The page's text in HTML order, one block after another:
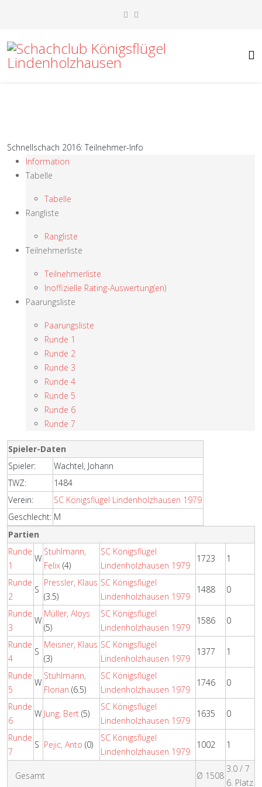
Schnellschach 2016: Teilnehmer-Info
Information
Tabelle
Tabelle
Rangliste
Rangliste
Teilnehmerliste
Teilnehmerliste
Inoffizielle Rating-Auswertung(en)
Paarungsliste
Paarungsliste
Runde 1
Runde 2
Runde 3
Runde 4
Runde 5
Runde 6
Runde 7
Spieler-Daten
Spieler:
Wachtel, Johann
TWZ:
1484
Verein:
SC Königsflügel Lindenholzhausen 1979
Geschlecht: M
Partien
Runde
1
W
Stuhlmann,
Felix (4)
SC Königsflügel
Lindenholzhausen 1979
1723 1
Runde
2
S
Pressler, Klaus
(3.5)
SC Königsflügel
Lindenholzhausen 1979
1488 0
Runde
3
W
Müller, Aloys
(5)
SC Königsflügel
Lindenholzhausen 1979
1586 0
Runde
4
S
Meisner, Klaus
(3)
SC Königsflügel
Lindenholzhausen 1979
1377 1
Runde
5
W
Stuhlmann,
Florian (6.5)
SC Königsflügel
Lindenholzhausen 1979
1746 0
Runde
6
W Jung, Bert (5)
SC Königsflügel
Lindenholzhausen 1979
1635 0
Runde
7
S Pejic, Anto (0)
SC Königsflügel
Lindenholzhausen 1979
1002 1
Gesamt Ø 1508
3.0 / 7
6. Platz